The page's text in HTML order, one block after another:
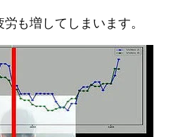
も増してしまいます。